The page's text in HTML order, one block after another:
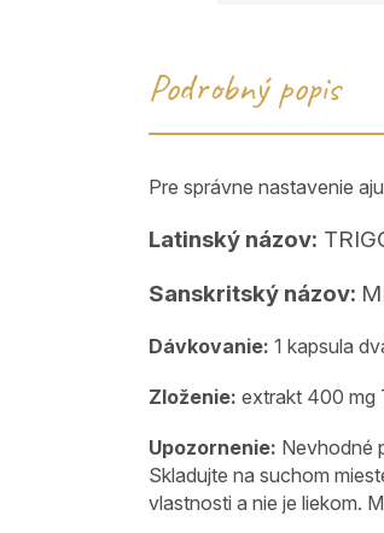
Podrobný popis
Pre správne nastavenie
Latinský názov:
Sanskritský názov:
Dávkovanie: 1 kapsula
Zloženie: extrakt 400 mg
Upozornenie: Nevhodné
Skladujte na suchom
vlastnosti a nie je liekom.